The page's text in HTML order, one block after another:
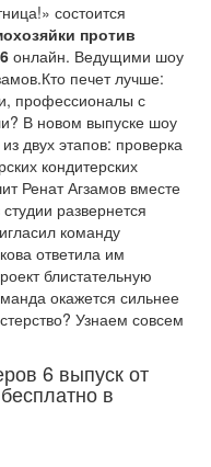
состоится
против
онлайн. Ведущими шоу
печет лучше:
профессионалы с
В новом выпуске шоу
двух этапов: проверка
кондитерских
Ренат Агзамов вместе
развернется
команду
ответила им
блистательную
окажется сильнее
Узнаем совсем
6 выпуск от
в